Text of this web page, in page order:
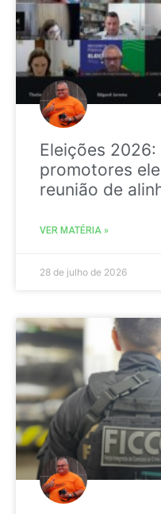
Eleições
promotores
reunião de
VER MATÉRIA »
28 de julho de 2026